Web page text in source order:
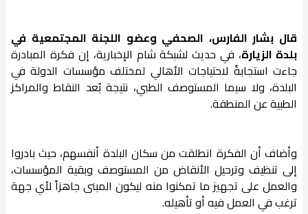
قال بشار الفارس، الصحفي وعضو اللجنة المجتمعية في
بلدة الزيارة، في حديث لشبكة شام الإخبارية، إن فكرة المبادرة
جاءت استجابةً لاحتياجات الأهالي لمختلف مؤسسات الدولة في
البلدة، ولا سيما المستوصف الطبي، نتيجة بُعد النقاط والمراكز
الطبية عن المنطقة.
وأضاف أن الفكرة انطلقت من سكان البلدة أنفسهم، حيث بادروا
إلى تنظيف وترحيل الأنقاض من المستوصف وبقية المؤسسات،
والعمل على تجهيز ما تمكنوا منه ليكون المبنى جاهزاً لأي جهة
ترغب في العمل فيه أو تأهيله.